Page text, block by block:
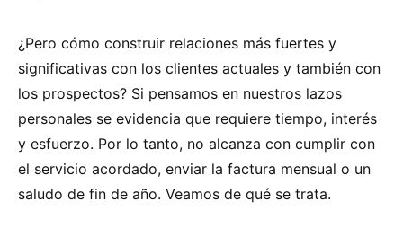
¿Pero cómo construir relaciones más fuertes y
significativas con los clientes actuales y también con
los prospectos? Si pensamos en nuestros lazos
personales se evidencia que requiere tiempo, interés
y esfuerzo. Por lo tanto, no alcanza con cumplir con
el servicio acordado, enviar la factura mensual o un
saludo de fin de año. Veamos de qué se trata.